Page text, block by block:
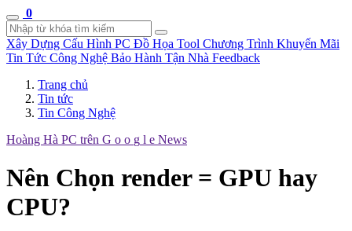
0
Xây Dựng Cấu Hình PC Đồ Họa Tool Chương Trình Khuyến Mãi
Tin Tức Công Nghệ Bảo Hành Tận Nhà Feedback
Trang chủ
Tin tức
Tin Công Nghệ
Hoàng Hà PC trên G o o g l e News
Nên Chọn render = GPU hay
CPU?